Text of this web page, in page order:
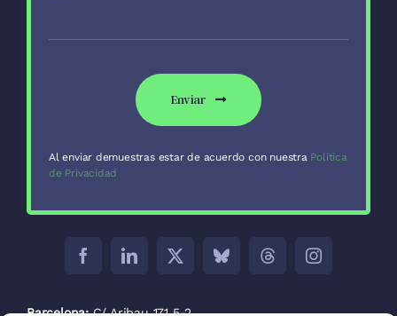
Enviar
Al enviar demuestras estar de acuerdo con nuestra Política
de Privacidad
Barcelona:C/ Aribau 171 5-2